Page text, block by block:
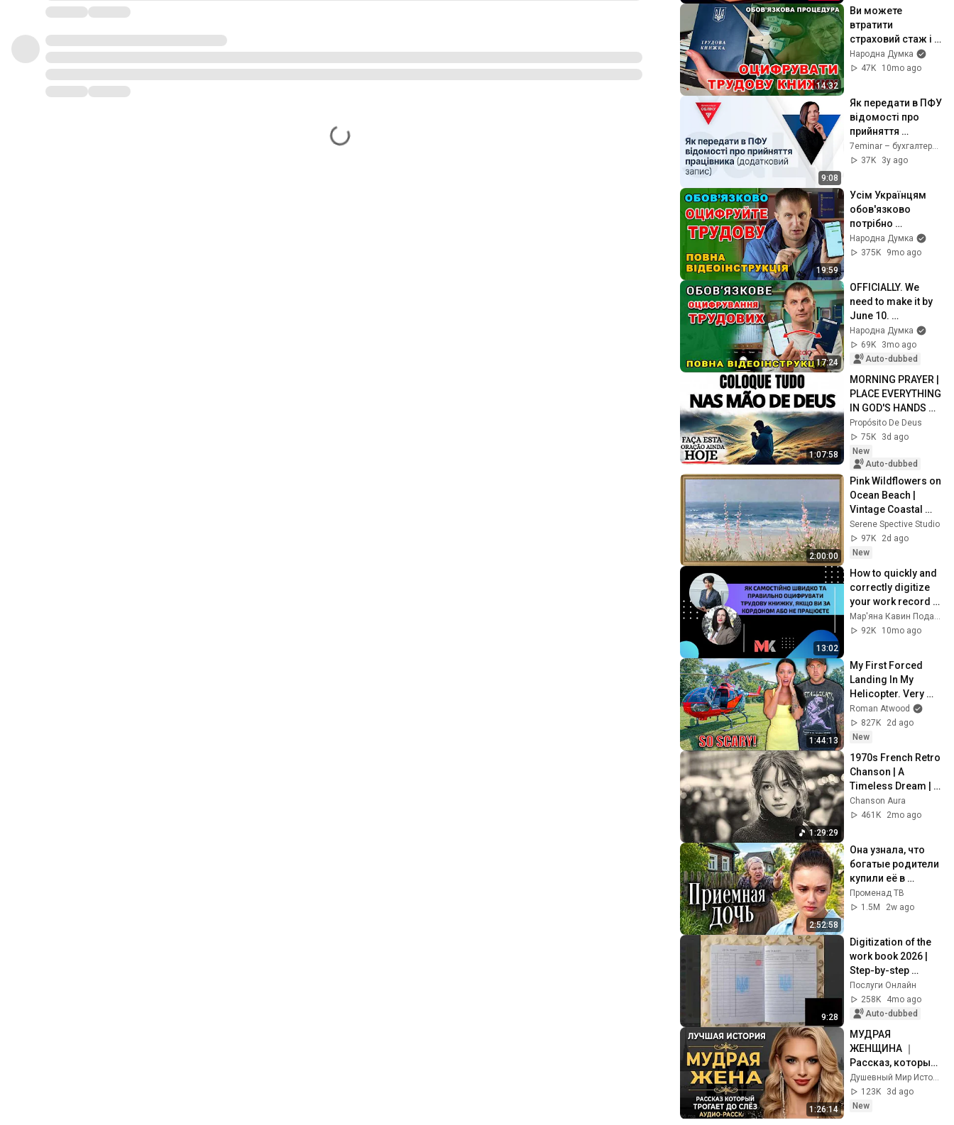
14:32
Ви можете
втратити
страховий стаж і
пенсію. Як
оцифрувати
відеоінструкція
Народна Думка
47K
10mo ago
9:08
Як передати в ПФУ
відомості про
прийняття
працівника
(додатковий
7eminar – бухгалтерський канал №1
37K
3y ago
19:59
Усім Українцям
обов'язково
потрібно
оцифрувати
трудові книжки.
через мобільний.
Народна Думка
375K
9mo ago
17:24
OFFICIALLY. We
need to make it by
June 10.
Digitization of labor
- by law No. 1217-IX
Народна Думка
69K
3mo ago
Auto-dubbed
1:07:58
MORNING PRAYER |
PLACE EVERYTHING
IN GOD'S HANDS
AND REST
Propósito De Deus
75K
3d ago
New
Auto-dubbed
2:00:00
Pink Wildflowers on
Ocean Beach |
Vintage Coastal
Seascape Oil
Painting | 4K
Ambient TV
Serene Spective Studio
97K
2d ago
New
13:02
How to quickly and
correctly digitize
your work record
book yourself if you
are abroad or
Мар'яна Кавин Податковий блог
92K
10mo ago
1:44:13
My First Forced
Landing In My
Helicopter. Very
Scary Experience
But Everyone Is
Safe! Needs FIxed!
Roman Atwood
827K
2d ago
New
1:29:29
1970s French Retro
Chanson | A
Timeless Dream |
Slow Cafe Moments
(60s 70s 80s)
Chanson Aura
461K
2mo ago
2:52:58
Она узнала, что
богатые родители
купили её в
роддоме, и пошла
искать мать |
Променад ТВ
1.5M
2w ago
9:28
Digitization of the
work book 2026 |
Step-by-step
instructions
Послуги Онлайн
258K
4mo ago
Auto-dubbed
1:26:14
МУДРАЯ
ЖЕНЩИНА ｜
Рассказ, который
трогает до
глубины души.
Очень сильная
123K
3d ago
New